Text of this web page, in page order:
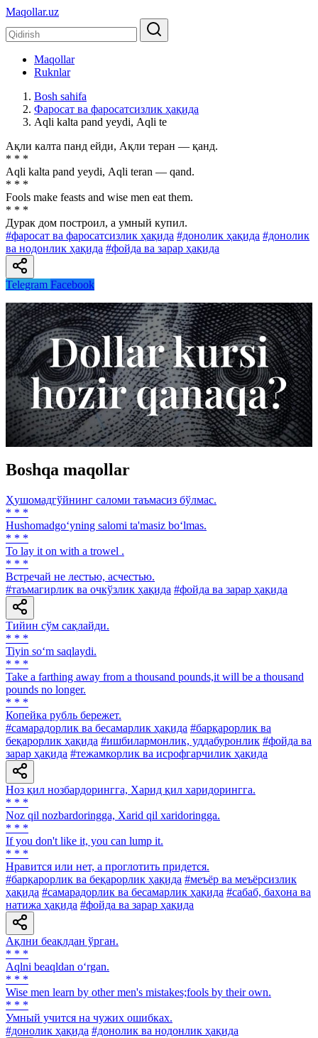
Maqollar.uz
Maqollar
Ruknlar
Bosh sahifa
Фаросат ва фаросатсизлик ҳақида
Аqli kalta pand yeydi, Аqli te
Ақли калта панд ейди, Ақли теран — қанд.
* * *
Аqli kalta pand yeydi, Аqli teran — qand.
* * *
Fools make feasts and wise men eat them.
* * *
Дурак дом построил, а умный купил.
#фаросат ва фаросатсизлик ҳақида #донолик ҳақида #донолик
ва нодонлик ҳақида #фойда ва зарар ҳақида
Telegram Facebook
Boshqa maqollar
Ҳушомадгўйнинг саломи таъмасиз бўлмас.
* * *
Hushomadgo‘yning salomi ta'masiz bo‘lmas.
* * *
То lay it on with a trowel .
* * *
Встречай не лестью, асчестью.
#таъмагирлик ва очкўзлик ҳақида #фойда ва зарар ҳақида
Тийин сўм сақлайди.
* * *
Tiyin so‘m saqlaydi.
* * *
Take a farthing away from a thousand pounds,it will be a thousand
pounds no longer.
* * *
Копейка рубль бережет.
#самарадорлик ва бесамарлик ҳақида #барқарорлик ва
беқарорлик ҳақида #ишбилармонлик, уддабуронлик #фойда ва
зарар ҳақида #тежамкорлик ва исрофгарчилик ҳақида
Ноз қил нозбардорингга, Харид қил харидорингга.
* * *
Noz qil nozbardoringga, Xarid qil xaridoringga.
* * *
If you don't like it, you can lump it.
* * *
Нравится или нет, а проглотить придется.
#барқарорлик ва беқарорлик ҳақида #меъёр ва меъёрсизлик
ҳақида #самарадорлик ва бесамарлик ҳақида #сабаб, баҳона ва
натижа ҳақида #фойда ва зарар ҳақида
Ақлни беақлдан ўрган.
* * *
Aqlni beaqldan o‘rgan.
* * *
Wise men learn by other men's mistakes;fools by their own.
* * *
Умный учится на чужих ошибках.
#донолик ҳақида #донолик ва нодонлик ҳақида